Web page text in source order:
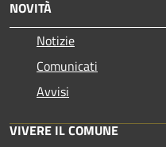
NOVITÀ
Notizie
Comunicati
Avvisi
VIVERE IL COMUNE